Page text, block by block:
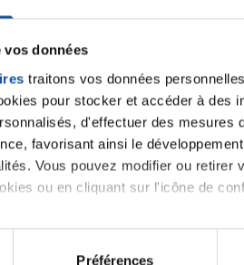
vos données
traitons vos données
pour stocker et accéder à des
d'effectuer des mesures
favorisant ainsi le
Vous pouvez modifier ou retirer
ou en cliquant sur l'icône de
également :
sur votre localisation
Préférences
Ecrire un
une nouvelle discussion
Se connecter Créer